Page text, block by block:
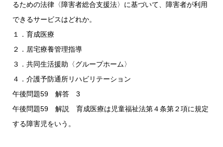
るための法律〈障害者総合支援法〉に基づいて、障害者が利用
できるサービスはどれか。
１．育成医療
２．居宅療養管理指導
３．共同生活援助〈グループホーム〉
４．介護予防通所リハビリテーション
午後問題59 解答 3
午後問題59 解説 育成医療は児童福祉法第４条第２項に規定
する障害児をいう。